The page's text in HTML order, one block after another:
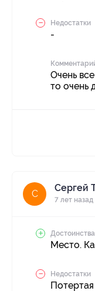
Недостатки
-
Очень
то очень
С
Сергей
7 лет назад
Достоинства
Место.
Недостатки